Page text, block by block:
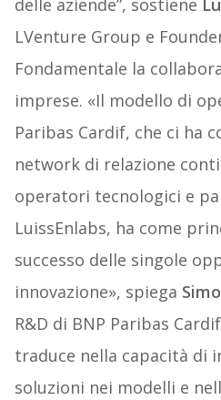
delle aziende”, sostiene
LVenture Group e
Fondamentale la
imprese. «Il modello di
Paribas Cardif, che ci ha
network di relazione
operatori tecnologici e
LuissEnlabs, ha come
successo delle singole
innovazione», spiega
R&D di BNP Paribas
traduce nella capacità di
soluzioni nei modelli e